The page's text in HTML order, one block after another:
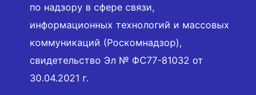
по надзору в сфере связи,
информационных технологий и массовых
коммуникаций (Роскомнадзор),
свидетельство Эл № ФС77-81032 от
30.04.2021 г.